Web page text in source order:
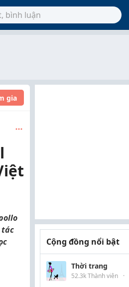
gia
tác
Cộng đồng nổi bật
Thời trang
52.3k Thành viên ·